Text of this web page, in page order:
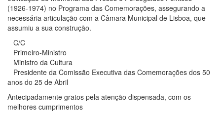
(1926-1974) no Programa das Comemorações, assegurando a
necessária articulação com a Câmara Municipal de Lisboa, que
assumiu a sua construção.
C/C
Primeiro-Ministro
Ministro da Cultura
Presidente da Comissão Executiva das Comemorações dos 50
anos do 25 de Abril
Antecipadamente gratos pela atenção dispensada, com os
melhores cumprimentos